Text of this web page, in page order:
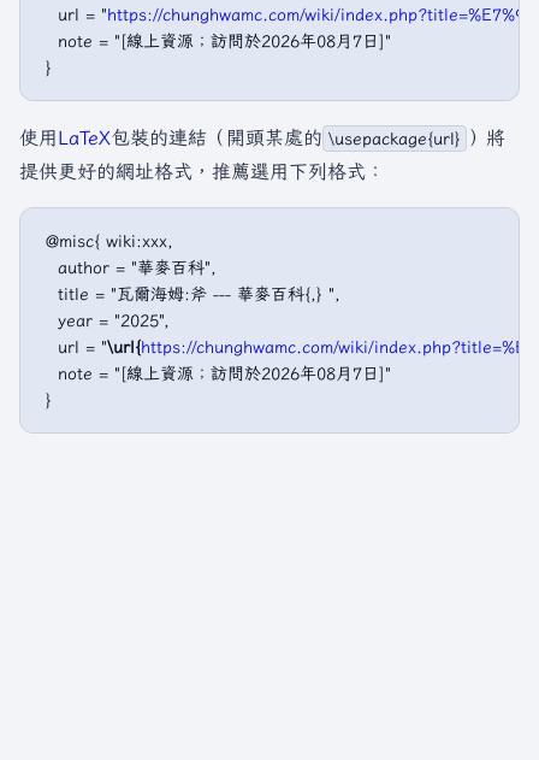
   url = "
https://chunghwamc.com/wiki/
   note = "[線上資源；訪問於2026年08月7日]"
使用LaTeX包裝的連結（開頭某處的 \usepackage{url} ）將
提供更好的網址格式，推薦選用下列格式：
@misc{ wiki:xxx,
   author = "華麥百科",
   title = "瓦爾海姆:斧 --- 華麥百科{,} ",
   year = "2025",
   url = "
\url{https://chunghwamc.com/wiki/
   note = "[線上資源；訪問於2026年08月7日]"